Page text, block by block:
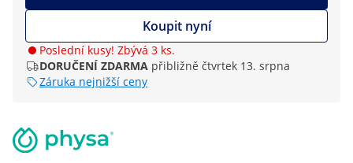
Koupit nyní
Poslední kusy! Zbývá 3 ks.
DORUČENÍ ZDARMA přibližně čtvrtek 13. srpna
Záruka nejnižší ceny